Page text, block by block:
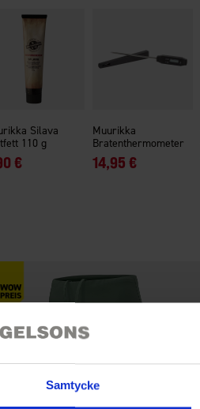
Samtycke
Silava
110 g
€
Muurikka
Bratenthermometer
14,95 €